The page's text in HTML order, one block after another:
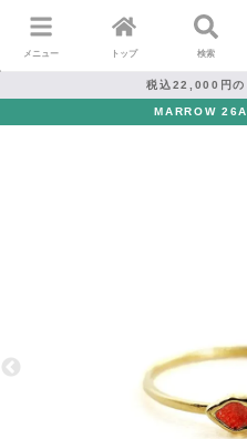
メニュー トップ 検索
税込22,000円の
MARROW